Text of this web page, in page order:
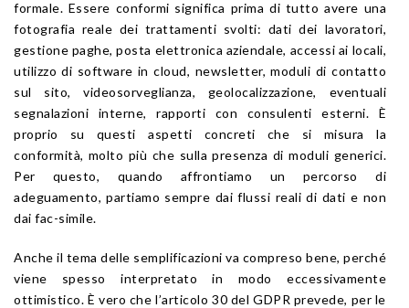
formale. Essere conformi significa prima di tutto avere una
fotografia reale dei trattamenti svolti: dati dei lavoratori,
gestione paghe, posta elettronica aziendale, accessi ai locali,
utilizzo di software in cloud, newsletter, moduli di contatto
sul sito, videosorveglianza, geolocalizzazione, eventuali
segnalazioni interne, rapporti con consulenti esterni. È
proprio su questi aspetti concreti che si misura la
conformità, molto più che sulla presenza di moduli generici.
Per questo, quando affrontiamo un percorso di
adeguamento, partiamo sempre dai flussi reali di dati e non
dai fac-simile.
Anche il tema delle semplificazioni va compreso bene, perché
viene spesso interpretato in modo eccessivamente
ottimistico. È vero che l’articolo 30 del GDPR prevede, per le